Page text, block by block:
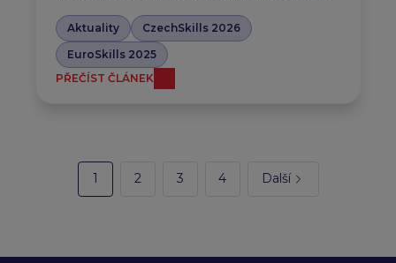
Aktuality
CzechSkills 2026
EuroSkills 2025
PŘEČÍST ČLÁNEK
1 2 3 4 Další